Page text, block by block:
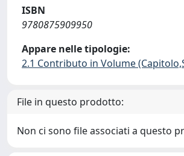
ISBN
9780875909950
Appare nelle tipologie:
2.1 Contributo in Volume
File in questo prodotto:
Non ci sono file associati a questo